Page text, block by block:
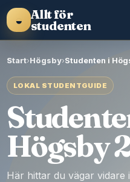
◒ Allt för
studenten
Start›Högsby›Studenten i
LOKAL STUDENTGUIDE
Högsby
Här hittar du vägar vidare